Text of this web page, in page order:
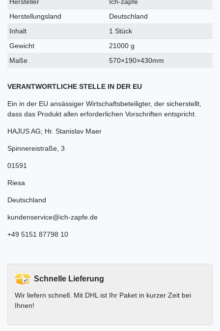
Herstellungsland
Deutschland
Inhalt
1 Stück
Gewicht
21000 g
Maße
570×190×430mm
VERANTWORTLICHE STELLE IN DER EU
Ein in der EU ansässiger Wirtschaftsbeteiligter, der sicherstellt,
dass das Produkt allen erforderlichen Vorschriften entspricht.
HAJUS AG; Hr. Stanislav Maer
Spinnereistraße 3
01591
Riesa
Deutschland
kundenservice@ich-zapfe.de
+49 5151 87798 10
Schnelle Lieferung
Wir liefern schnell. Mit DHL ist Ihr Paket in kurzer Zeit bei
Ihnen!